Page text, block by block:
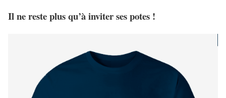
Il ne reste plus qu’à inviter ses potes !